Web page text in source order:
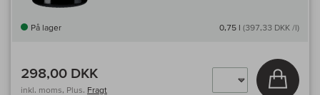
På lager 0,75 l (397,33 DKK /l)
298,00 DKK
inkl. moms, Plus. Fragt
Læg i